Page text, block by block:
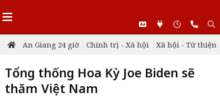
An Giang 24 giờ Chính trị - Xã hội Xã hội - Từ thiện
Tổng thống Hoa Kỳ Joe Biden sẽ
thăm Việt Nam